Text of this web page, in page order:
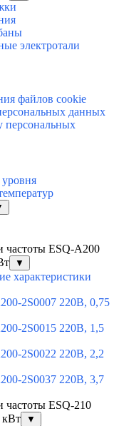
электротали
файлов cookie
данных
персональных
частоты ESQ-A200
▼
характеристики
2S0007 220В, 0,75
2S0015 220В, 1,5
2S0022 220В, 2,2
2S0037 220В, 3,7
частоты ESQ-210
кВт
▼